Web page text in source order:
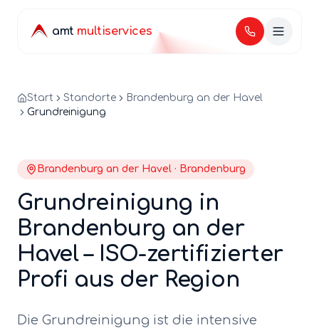
amt multiservices
Start Standorte
Brandenburg an der Havel
Grundreinigung
Brandenburg an der Havel · Brandenburg
Grundreinigung in
Brandenburg an der
Havel– ISO-zertifizierter
Profi aus der Region
Die Grundreinigung ist die intensive